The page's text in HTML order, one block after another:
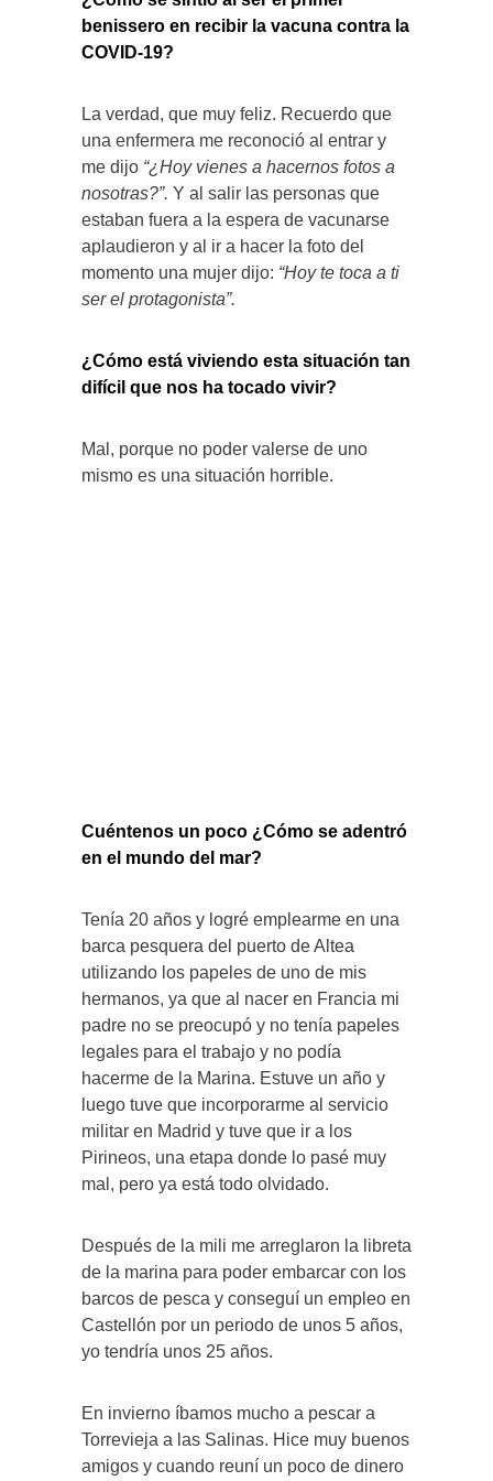
benissero en recibir la vacuna contra la
COVID-19?
La verdad, que muy feliz. Recuerdo que
una enfermera me reconoció al entrar y
me dijo “¿Hoy vienes a hacernos fotos a
nosotras?”. Y al salir las personas que
estaban fuera a la espera de vacunarse
aplaudieron y al ir a hacer la foto del
momento una mujer dijo: “Hoy te toca a ti
ser el protagonista”.
¿Cómo está viviendo esta situación tan
difícil que nos ha tocado vivir?
Mal, porque no poder valerse de uno
mismo es una situación horrible.
Cuéntenos un poco ¿Cómo se adentró
en el mundo del mar?
Tenía 20 años y logré emplearme en una
barca pesquera del puerto de Altea
utilizando los papeles de uno de mis
hermanos, ya que al nacer en Francia mi
padre no se preocupó y no tenía papeles
legales para el trabajo y no podía
hacerme de la Marina. Estuve un año y
luego tuve que incorporarme al servicio
militar en Madrid y tuve que ir a los
Pirineos, una etapa donde lo pasé muy
mal, pero ya está todo olvidado.
Después de la mili me arreglaron la libreta
de la marina para poder embarcar con los
barcos de pesca y conseguí un empleo en
Castellón por un periodo de unos 5 años,
yo tendría unos 25 años.
En invierno íbamos mucho a pescar a
Torrevieja a las Salinas. Hice muy buenos
amigos y cuando reuní un poco de dinero